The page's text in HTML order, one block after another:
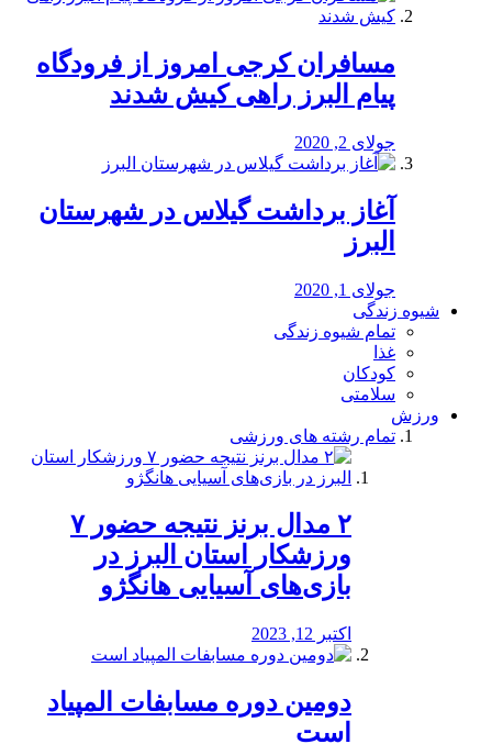
مسافران کرجی امروز از فرودگاه
پیام البرز راهی کیش شدند
جولای 2, 2020
آغاز برداشت گیلاس در شهرستان
البرز
جولای 1, 2020
شیوه زندگی
تمام شیوه زندگی
غذا
کودکان
سلامتی
ورزش
تمام رشته های ورزشی
۲ مدال برنز نتیجه حضور ۷
ورزشکار استان البرز در
بازی‌های آسیایی هانگژو
اکتبر 12, 2023
دومین دوره مسابفات المپیاد
است